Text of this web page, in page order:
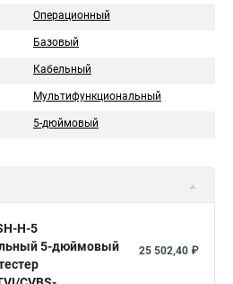
Операционный
Базовый
Кабельный
Мультифункциональный
5-дюймовый
H-5
5-дюймовый
25 502,40 ₽